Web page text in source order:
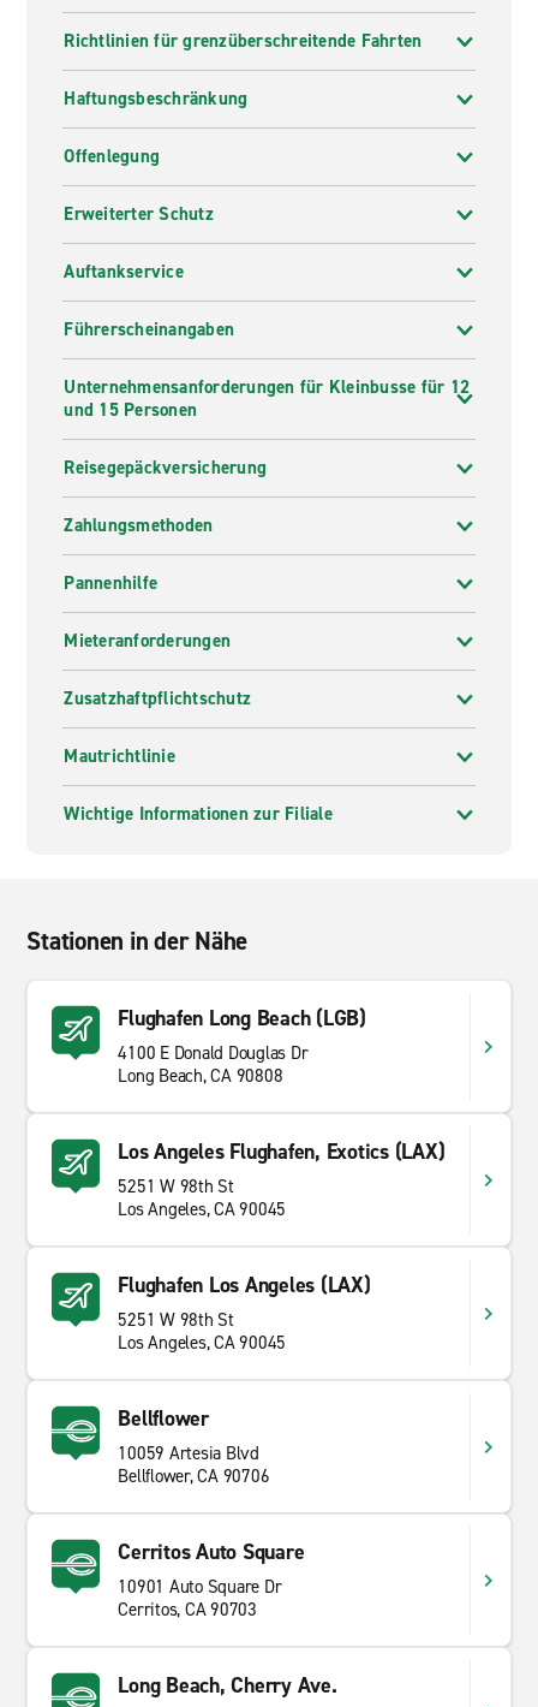
Richtlinien für grenzüberschreitende Fahrten
Haftungsbeschränkung
Offenlegung
Erweiterter Schutz
Auftankservice
Führerscheinangaben
Unternehmensanforderungen für Kleinbusse für 12
und 15 Personen
Reisegepäckversicherung
Zahlungsmethoden
Pannenhilfe
Mieteranforderungen
Zusatzhaftpflichtschutz
Mautrichtlinie
Wichtige Informationen zur Filiale
Stationen in der Nähe
Flughafen Long Beach (LGB)
4100 E Donald Douglas Dr
Long Beach, CA 90808
Los Angeles Flughafen, Exotics (LAX)
5251 W 98th St
Los Angeles, CA 90045
Flughafen Los Angeles (LAX)
5251 W 98th St
Los Angeles, CA 90045
Bellflower
10059 Artesia Blvd
Bellflower, CA 90706
Cerritos Auto Square
10901 Auto Square Dr
Cerritos, CA 90703
Long Beach, Cherry Ave.